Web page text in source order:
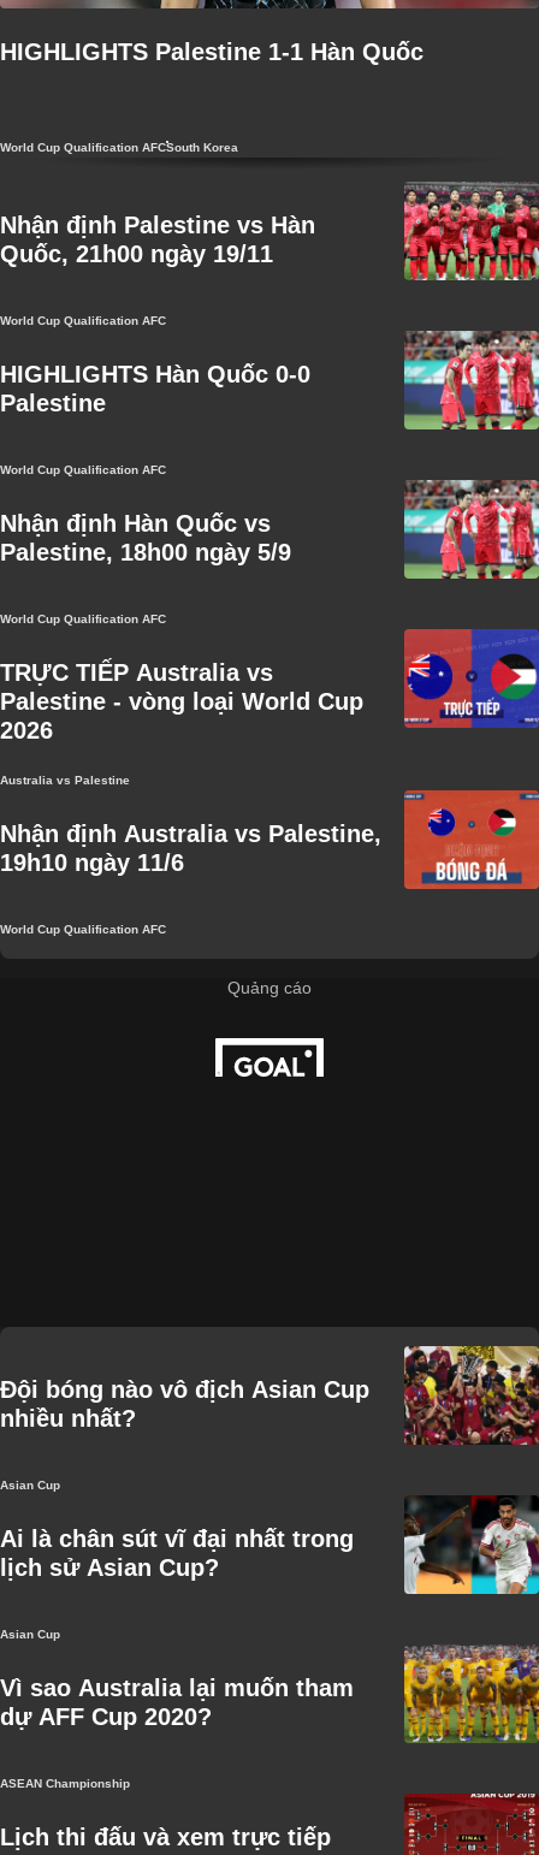
HIGHLIGHTS Palestine 1-1 Hàn Quốc
World Cup Qualification AFCSouth Korea
Nhận định Palestine vs Hàn
Quốc, 21h00 ngày 19/11
World Cup Qualification AFC
HIGHLIGHTS Hàn Quốc 0-0
Palestine
World Cup Qualification AFC
Nhận định Hàn Quốc vs
Palestine, 18h00 ngày 5/9
World Cup Qualification AFC
TRỰC TIẾP Australia vs
Palestine - vòng loại World Cup
2026
Australia vs Palestine
Nhận định Australia vs Palestine,
19h10 ngày 11/6
World Cup Qualification AFC
Đội bóng nào vô địch Asian Cup
nhiều nhất?
Asian Cup
Ai là chân sút vĩ đại nhất trong
lịch sử Asian Cup?
Asian Cup
Vì sao Australia lại muốn tham
dự AFF Cup 2020?
ASEAN Championship
Lịch thi đấu và xem trực tiếp